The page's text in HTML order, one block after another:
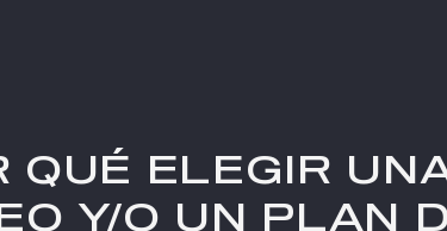
QUÉ ELEGIR
Y/O UN PLAN